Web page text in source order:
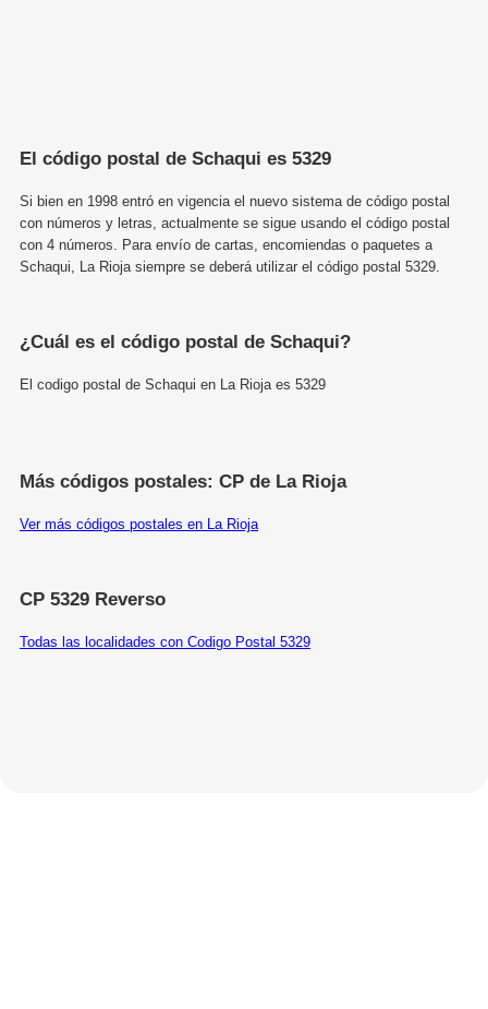
El código postal de Schaqui es 5329
Si bien en 1998 entró en vigencia el nuevo sistema de código postal
con números y letras, actualmente se sigue usando el código postal
con 4 números. Para envío de cartas, encomiendas o paquetes a
Schaqui, La Rioja siempre se deberá utilizar el código postal 5329.
¿Cuál es el código postal de Schaqui?
El codigo postal de Schaqui en La Rioja es 5329
Más códigos postales: CP de La Rioja
Ver más códigos postales en La Rioja
CP 5329 Reverso
Todas las localidades con Codigo Postal 5329